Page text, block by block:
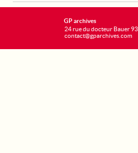
GP archives
24 rue du docteur Bauer
contact@gparchives.com